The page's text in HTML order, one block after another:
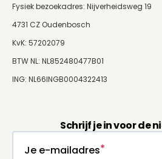
Fysiek bezoekadres: Nijverheidsweg 19
4731 CZ Oudenbosch
KvK: 57202079
BTW NL: NL852480477B01
ING: NL66INGB0004322413
Schrijf je in voor de
Je e-mailadres